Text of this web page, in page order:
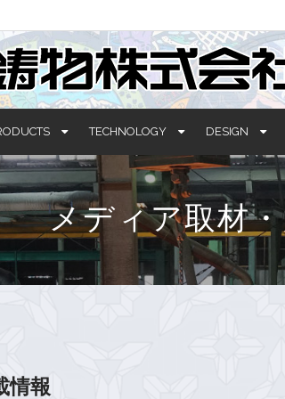
TECHNOLOGY DESIGN
メディア取材
情報